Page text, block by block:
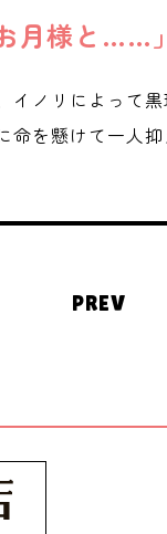
月様と……」
イノリによって
命を懸けて一人
PREV